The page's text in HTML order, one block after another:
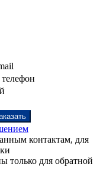
контактам, для
только для обратной